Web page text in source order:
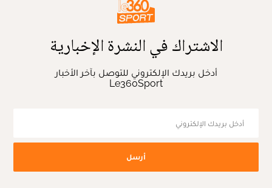
الاشتراك في النشرة الإخبارية
أدخل بريدك الإلكتروني للتوصل بآخر الأخبار
Le360Sport
أرسل